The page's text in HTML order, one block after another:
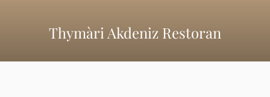
Thymàri Akdeniz Restoran